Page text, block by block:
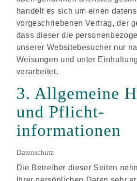
handelt es sich um einen
vorgeschriebenen Vertrag, der
dass dieser die
unserer Websitebesucher nur
Weisungen und unter
verarbeitet.
3. Allgemeine
und Pflicht­
informationen
Datenschutz
Die Betreiber dieser Seiten